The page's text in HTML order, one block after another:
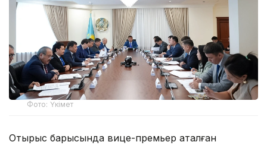
Фото: Үкімет
Отырыс барысында вице-премьер аталған